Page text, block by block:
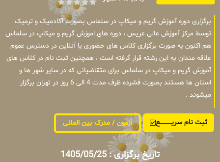
برگزاری دوره آموزش گریم و میکاپ در سلماس بصورت آکادمیک و ترمیک
توسط مرکز آموزش عالی عریس ، دوره های اموزش گریم و میکاپ در سلماس
هم اکنون به صورت برگزاری کلاس های حضوری یا آنلاین در دسترس عموم
علاقه مندان به این رشته قرار گرفته است ، همچنین ثبت نام در کلاس های
آموزش گریم و میکاپ در سلماس برای متقاضیانی که در سایر شهر ها و
استان ها هستند بصورت فشرده ظرف مدت 4 الی 6 روز در تهران برگزار
میشوند .
ثبت نام سریــــــــــــع آزمون / مدرک بین المللی
تاریخ برگزاری : 1405/05/25